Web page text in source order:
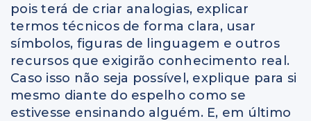
pois terá de criar analogias, explicar
termos técnicos de forma clara, usar
símbolos, figuras de linguagem e outros
recursos que exigirão conhecimento real.
Caso isso não seja possível, explique para si
mesmo diante do espelho como se
estivesse ensinando alguém. E, em último